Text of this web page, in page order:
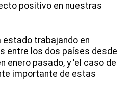
positivo en nuestras
estado trabajando en
entre los dos países desde
enero pasado, y 'el caso de
importante de estas